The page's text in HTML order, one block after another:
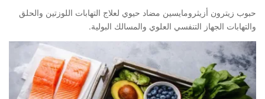
حبوب زيترون أزيثرومايسين مضاد حيوي لعلاج التهابات اللوزتين والحلق
والتهابات الجهاز التنفسي العلوي والمسالك البولية.